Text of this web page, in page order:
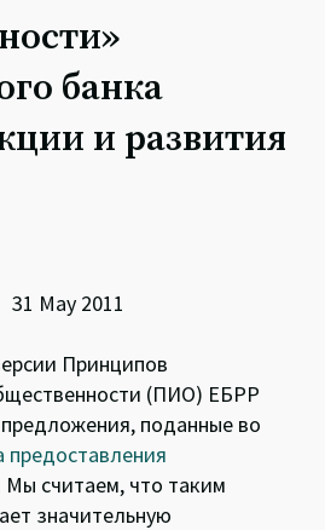
банка
и развития
31 May 2011
Принципов
(ПИО) ЕБРР
поданные во
предоставления
считаем, что таким
значительную